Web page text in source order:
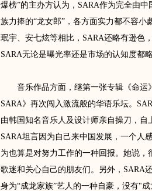
爆榜”的主办方认为，SARA作为完全由
族力捧的“龙女郎”，各方面实力都不容
珉宇、安七炫等相比，SARA还略有逊色
SARA无论是曝光率还是市场的认知度都略
音乐作品方面，继第一张专辑《命运
SARA》再次闯入激流般的华语乐坛。
由韩国知名音乐人及设计师亲自操刀，自
SARA坦言因为自己来中国发展，一个人
为也算是对努力工作的一种回报。她说
歌迷和关心自己的朋友们。另外，SARA
身为“成龙家族”艺人的一种自豪，没有"